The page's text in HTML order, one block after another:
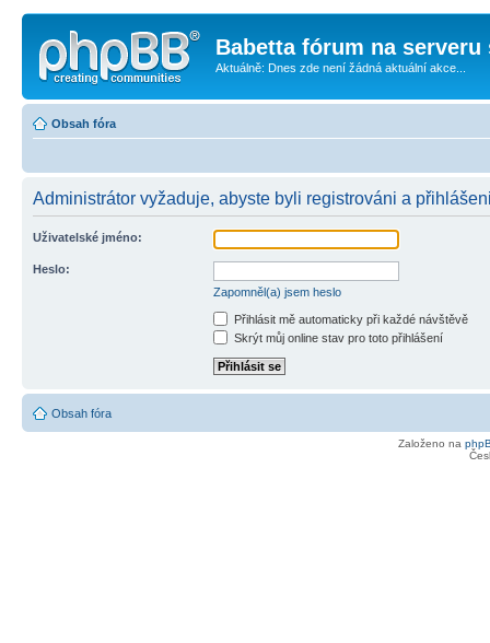
Babetta fórum na serveru
Aktuálně: Dnes zde není žádná aktuální akce...
Obsah fóra
Administrátor vyžaduje, abyste byli registrováni a
Uživatelské jméno:
Heslo:
Zapomněl(a) jsem heslo
Přihlásit mě automaticky při každé návštěvě
Skrýt můj online stav pro toto přihlášení
Obsah fóra
Založeno na